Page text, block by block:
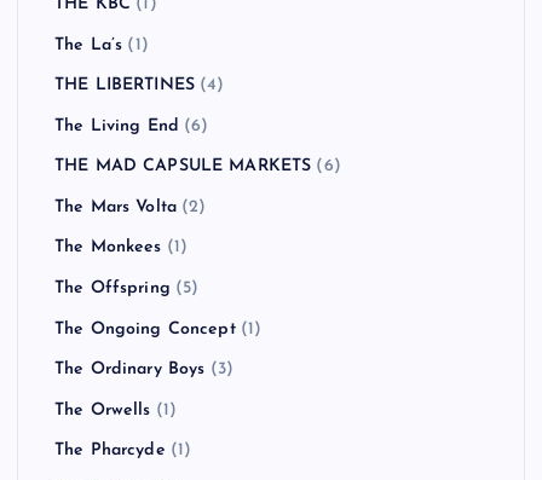
THE KBC (1)
The La’s (1)
THE LIBERTINES (4)
The Living End (6)
THE MAD CAPSULE MARKETS (6)
The Mars Volta (2)
The Monkees (1)
The Offspring (5)
The Ongoing Concept(1)
The Ordinary Boys (3)
The Orwells (1)
The Pharcyde (1)